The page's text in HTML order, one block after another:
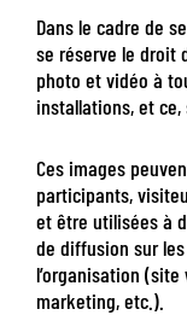
Dans le cadre de
se réserve le droit
photo et vidéo à
installations, et ce,
Ces images
participants,
et être utilisées à
de diffusion sur
l’organisation
marketing, etc.).